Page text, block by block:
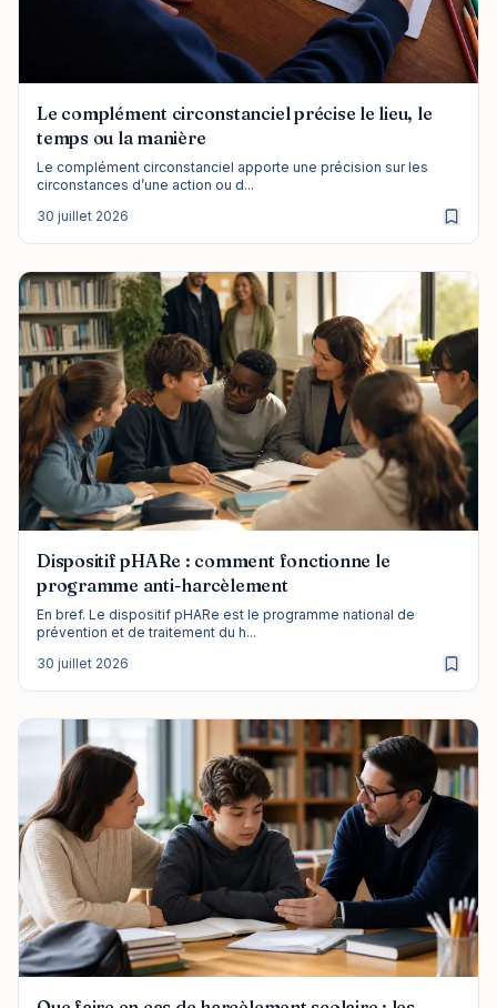
Le complément circonstanciel précise le lieu, le
temps ou la manière
Le complément circonstanciel apporte une précision sur les
circonstances d’une action ou d...
30 juillet 2026
Dispositif pHARe : comment fonctionne le
programme anti-harcèlement
En bref. Le dispositif pHARe est le programme national de
prévention et de traitement du h...
30 juillet 2026